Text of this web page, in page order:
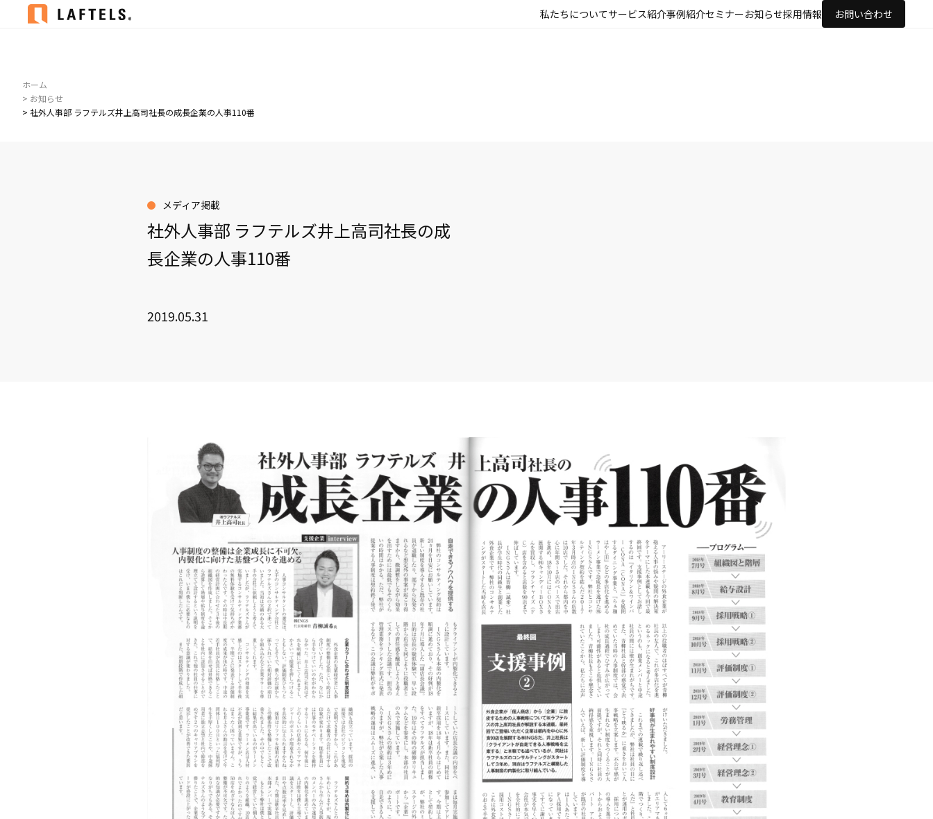
私たちについてサービス紹介事例紹介セミナーお知らせ採用情報 お問い合わせ
ホーム
> お知らせ
> 社外人事部 ラフテルズ井上高司社長の成長企業の人事110番
メディア掲載
社外人事部 ラフテルズ井上高司社長の成
長企業の人事110番
2019.05.31